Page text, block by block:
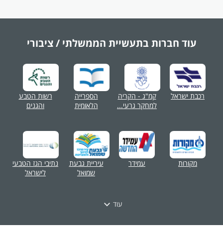
עוד חברות בתעשיית הממשלתי / ציבורי
רכבת ישראל
קמ"ג - הקריה
למחקר גרעי...
הספרייה
הלאומית
רשות הטבע
והגנים
מקורות עמידר
עיריית גבעת
שמואל
נתיבי הגז הטבעי
לישראל
עוד